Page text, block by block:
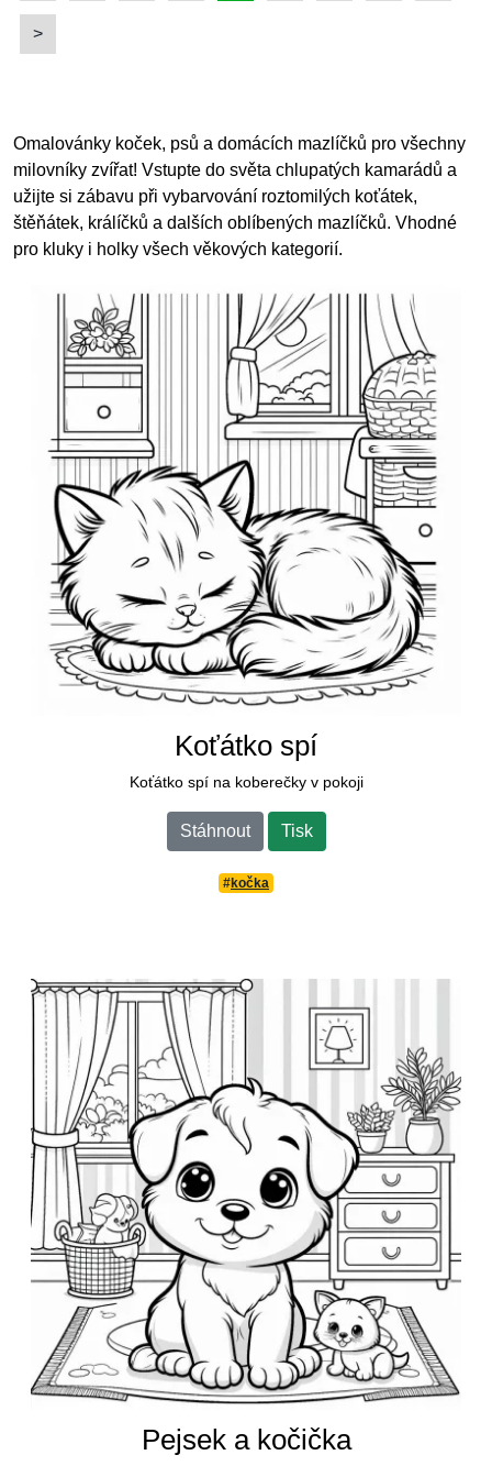
>
Omalovánky koček, psů a domácích mazlíčků pro všechny
milovníky zvířat! Vstupte do světa chlupatých kamarádů a
užijte si zábavu při vybarvování roztomilých koťátek,
štěňátek, králíčků a dalších oblíbených mazlíčků. Vhodné
pro kluky i holky všech věkových kategorií.
Koťátko spí
Koťátko spí na koberečky v pokoji
Stáhnout Tisk
#kočka
Pejsek a kočička